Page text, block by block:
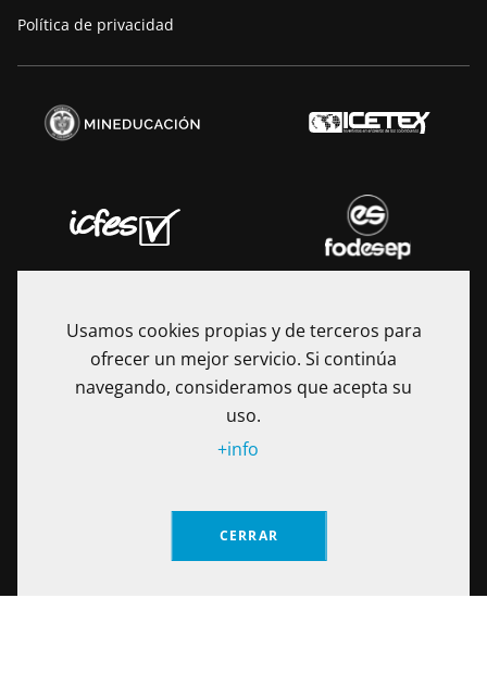
Política de privacidad
una Institución de Educación Superior sometida a la
inspección y vigilancia del Ministerio de Educación Nacional
Usamos cookies propias y de terceros para
ofrecer un mejor servicio. Si continúa
navegando, consideramos que acepta su
uso.
CERRAR
+info